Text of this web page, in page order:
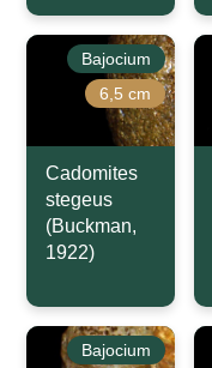
Bajocium
6,5 cm
Cadomites
stegeus
(Buckman,
1922)
Bajocium